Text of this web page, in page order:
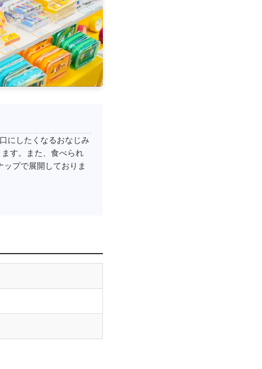
にしたくなるおなじみ
す。また、食べられ
プで展開しておりま